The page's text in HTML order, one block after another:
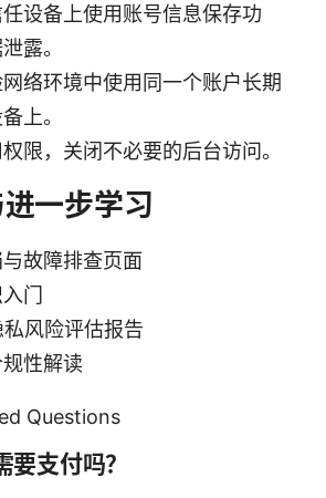
设备上使用账号信息保存功
露。
络环境中使用同一个账户长期
上。
限，关闭不必要的后台访问。
一步学习
故障排查页面
门
风险评估报告
性解读
Questions
支付吗？